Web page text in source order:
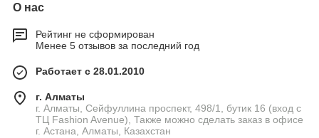
О нас
Рейтинг не сформирован
Менее 5 отзывов за последний год
Работает с 28.01.2010
г. Алматы
г. Алматы, Сейфуллина проспект, 498/1, бутик 16 (вход с
ТЦ Fashion Avenue), Также можно сделать заказ в офисе
г. Астана, Алматы, Казахстан